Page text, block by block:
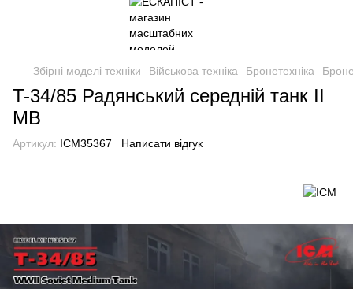
Збірні моделі техніки Військова техніка Бронетехніка
T-34/85 Радянський середній танк ІІ
МВ
Артикул: ICM35367 Написати відгук